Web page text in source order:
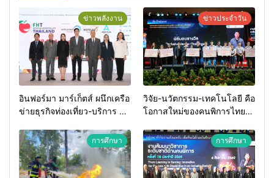
ข่าวพลังงาน
อินฟอร์มา มาร์เก็ตส์ ผนึกเครือ
ข่ายธุรกิจท่องเที่ยว-บริการ จัด
2026 เชื่อม 4 งานใหญ่ สร้าง
โอกาสธุรกิจครบวงจร ด้วย
ครับ
ข่าวประจำวัน
วิจัย-นวัตกรรม-เทคโนโลยี คือ
โอกาสใหม่ของคนพิการไทย
ประเทศ
การศึกษา การศึกษา